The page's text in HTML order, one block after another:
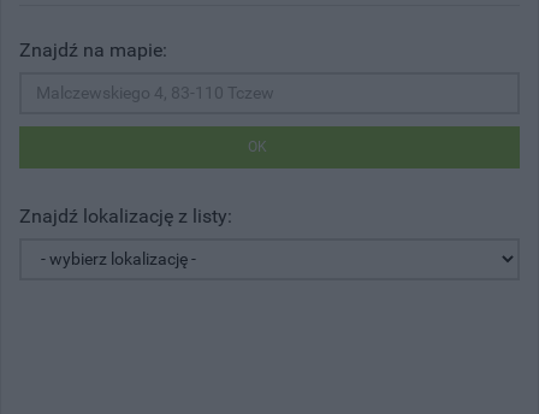
Znajdź na mapie:
OK
Znajdź lokalizację z listy: